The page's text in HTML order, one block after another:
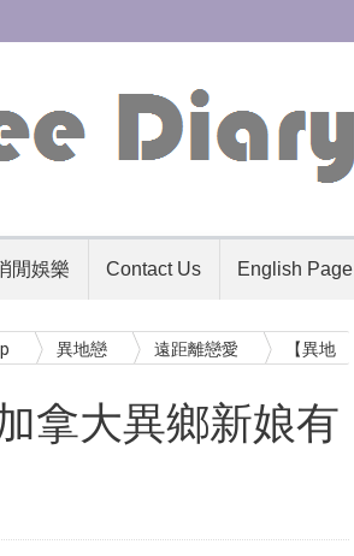
閒娛樂 Contact Us English Page
異地戀 遠距離戀愛
【異地
拿大異鄉新娘有